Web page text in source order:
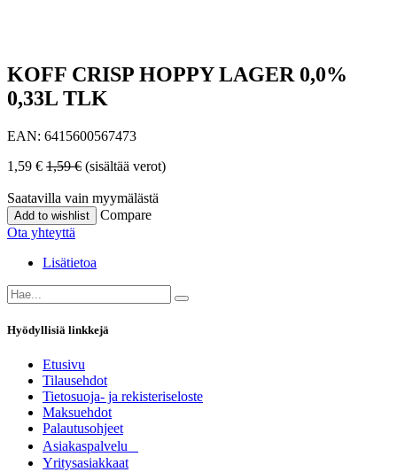
KOFF CRISP HOPPY LAGER 0,0%
0,33L TLK
EAN: 6415600567473
1,59 € 1,59€ (sisältää verot)
Saatavilla vain myymälästä
Add to wishlist
Compare
Ota yhteyttä
Lisätietoa
Hyödyllisiä linkkejä
Etusivu
Tilausehdot
Tietosuoja- ja rekisteriseloste
Maksuehdot
Palautusohjeet
Asia​k​aspalvelu
​Yritysasiakkaat